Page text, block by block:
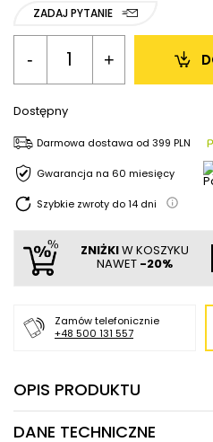
ZADAJ PYTANIE
- +
Dostępny
Darmowa dostawa od 399 PLN
Gwarancja na 60 miesięcy
Szybkie zwroty do14 dni
ZNIŻKIW KOSZYKU
NAWET -20%
Zamów telefonicznie
+48 500 131 557
OPIS PRODUKTU
DANE TECHNICZNE